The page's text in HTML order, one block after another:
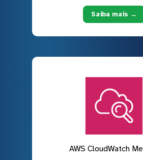
Saiba mais →
AWS CloudWatch